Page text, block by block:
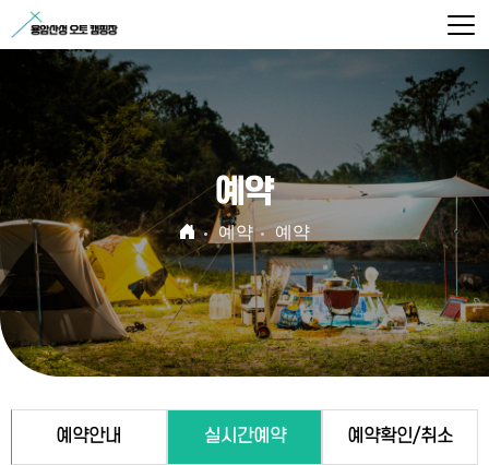
예약
예약 예약
예약안내 실시간예약 예약확인/취소